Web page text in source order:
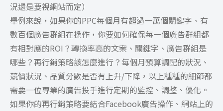
況還是要視網站而定）
舉例來說，如果你的PPC每個月有超過一萬個關鍵字、有
數百個廣告群組在操作，你要如何確保每一個廣告群組都
有相對應的ROI？轉換率高的文案、關鍵字、廣告群組是
哪些？再行銷策略該怎麼進行？每個月預算調配的狀況、
競價狀況、品質分數是否有上升/下降，以上種種的細節都
需要一位專業的廣告投手進行定期的監控、調整、優化。
如果你的再行銷策略要結合Facebook廣告操作、網站上的